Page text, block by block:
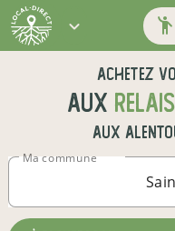
Achetez
aux
aux
Ma commune